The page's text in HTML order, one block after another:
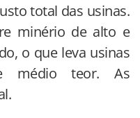
total das usinas.
minério de alto e
o que leva usinas
médio teor. As